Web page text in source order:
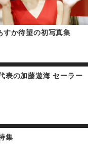
すか待望の初写真集
表の加藤遊海 セーラー
集